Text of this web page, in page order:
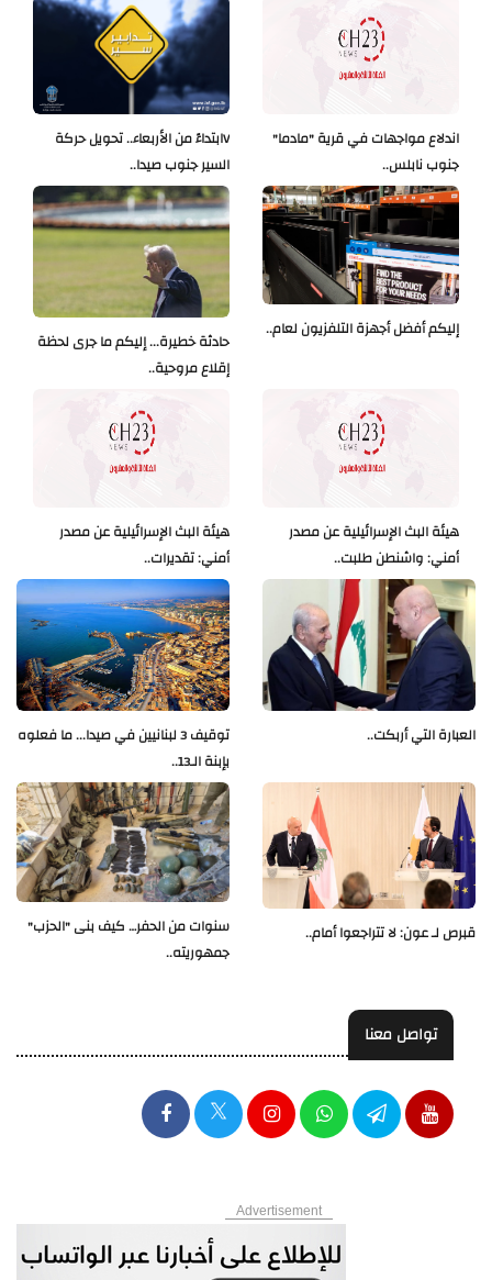
Vابتداءً من الأربعاء.. تحويل حركة
السير جنوب صيدا..
اندلاع مواجهات في قرية "مادما"
جنوب نابلس..
حادثة خطيرة... إليكم ما جرى لحظة
إقلاع مروحية..
إليكم أفضل أجهزة التلفزيون لعام..
هيئة البث الإسرائيلية عن مصدر
أمني: تقديرات..
هيئة البث الإسرائيلية عن مصدر
أمني: واشنطن طلبت..
توقيف 3 لبنانيين في صيدا... ما فعلوه
بإبنة الـ13..
العبارة التي أربكت..
سنوات من الحفر… كيف بنى "الحزب"
جمهوريته..
قبرص لـ عون: لا تتراجعوا أمام..
تواصل معنا
Advertisement